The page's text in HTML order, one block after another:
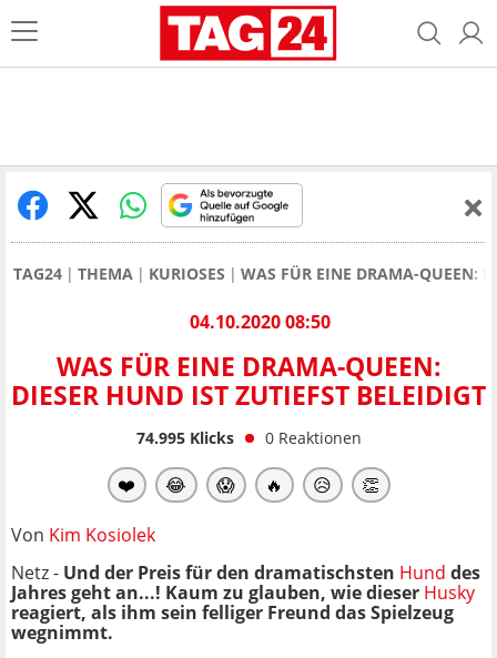
TAG24 THEMA KURIOSES WAS FÜR EINE DRAMA-QUEEN:
04.10.2020 08:50
WAS FÜR EINE DRAMA-QUEEN:
DIESER HUND IST ZUTIEFST BELEIDIGT
74.995Klicks 0 Reaktionen
❤️ 😂 😱 🔥 😥 👏
Von Kim Kosiolek
Netz - Und der Preis für den dramatischsten Hund des
Jahres geht an...! Kaum zu glauben, wie dieser Husky
reagiert, als ihm sein felliger Freund das Spielzeug
wegnimmt.